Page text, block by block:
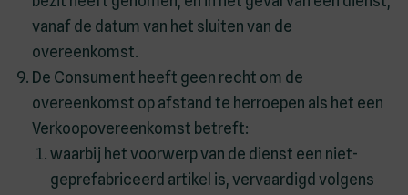
vanaf de datum van het sluiten van de
overeenkomst.
De Consument heeft geen recht om de
overeenkomst op afstand te herroepen als het een
Verkoopovereenkomst betreft:
waarbij het voorwerp van de dienst een niet-
geprefabriceerd artikel is, vervaardigd volgens